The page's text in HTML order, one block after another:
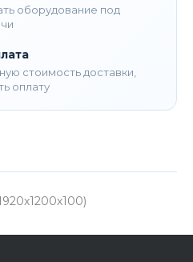
оборудование под
стоимость доставки,
оплату